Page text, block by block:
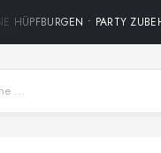
HÜPFBURGEN • PARTY